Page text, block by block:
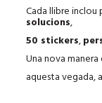
Cada llibre
solucions,
50 stickers,
Una nova
aquesta vegada,